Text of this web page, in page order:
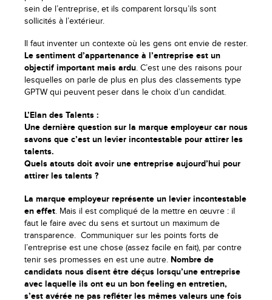
sein de l’entreprise, et ils comparent lorsqu’ils sont
sollicités à l’extérieur.
Il faut inventer un contexte où les gens ont envie de rester.
Le sentiment d’appartenance à l’entreprise est un
objectif important mais ardu. C’est une des raisons pour
lesquelles on parle de plus en plus des classements type
GPTW qui peuvent peser dans le choix d’un candidat.
L’Elan des Talents :
Une dernière question sur la marque employeur car nous
savons que c’est un levier incontestable pour attirer les
talents.
Quels atouts doit avoir une entreprise aujourd’hui pour
attirer les talents ?
La marque employeur représente un levier incontestable
en effet. Mais il est compliqué de la mettre en œuvre : il
faut le faire avec du sens et surtout un maximum de
transparence. Communiquer sur les points forts de
l’entreprise est une chose (assez facile en fait), par contre
tenir ses promesses en est une autre. Nombre de
candidats nous disent être déçus lorsqu’une entreprise
avec laquelle ils ont eu un bon feeling en entretien,
s’est avérée ne pas refléter les mêmes valeurs une fois